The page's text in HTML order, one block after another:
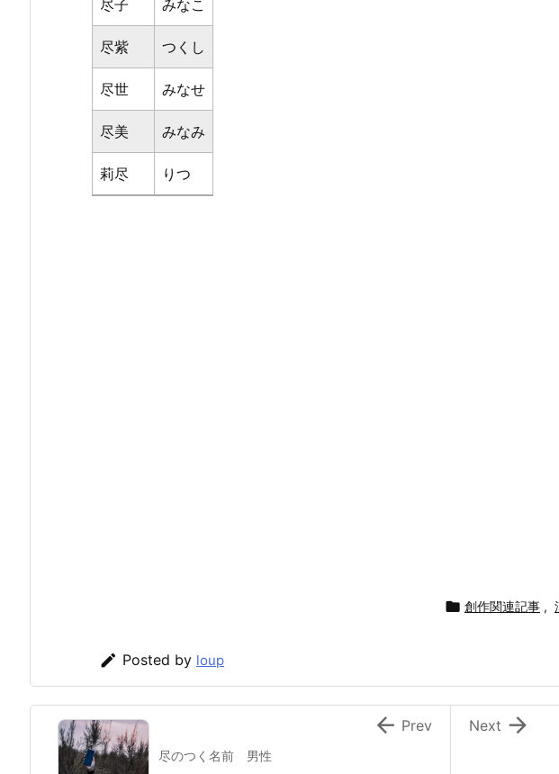
尽子 みなこ
尽紫 つくし
尽世 みなせ
尽美 みなみ
莉尽 りつ
 創作関連記事 ,
 Posted by loup

Next
尽のつく名前 男性
 Prev